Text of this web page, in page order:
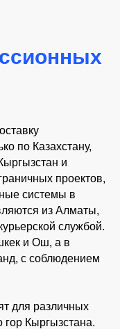
по Казахстану,
и
проектов,
системы в
из Алматы,
службой.
и Ош, а в
с соблюдением
для различных
гор Кыргызстана.